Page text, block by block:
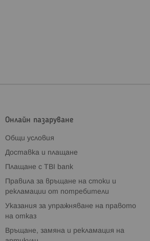
Онлайн пазаруване
Общи условия
Доставка и плащане
Плащане с TBI bank
Правила за връщане на стоки и
рекламации от потребители
Указания за упражняване на правото
на отказ
Връщане, замяна и рекламация на